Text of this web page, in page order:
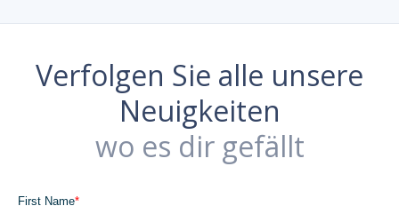
Verfolgen Sie alle unsere
Neuigkeiten
wo es dir gefällt